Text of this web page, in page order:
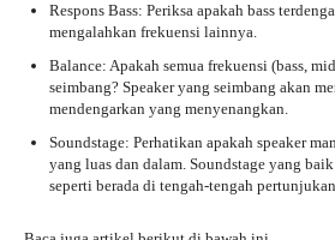
Respons Bass: Periksa apakah bass
mengalahkan frekuensi lainnya.
Balance: Apakah semua frekuensi (bass,
seimbang? Speaker yang seimbang akan
mendengarkan yang menyenangkan.
Soundstage: Perhatikan apakah speaker
yang luas dan dalam. Soundstage yang
seperti berada di tengah-tengah